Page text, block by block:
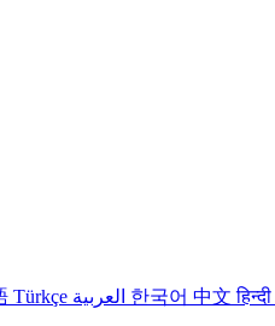
Türkçe 한국어 中文हिन्दी